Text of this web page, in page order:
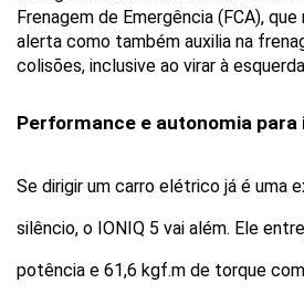
Frenagem de Emergência (FCA),
alerta como também auxilia na
colisões, inclusive ao virar à
Performance e autonomia para
Se dirigir um carro elétrico já é uma
silêncio, o IONIQ 5 vai além. Ele
potência e 61,6 kgf.m de torque